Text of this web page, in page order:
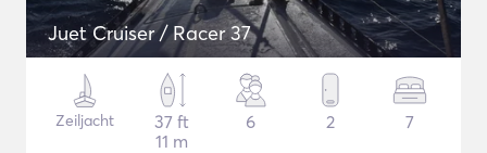
Juet Cruiser / Racer 37
Zeiljacht
37 ft
11 m
6 2 7